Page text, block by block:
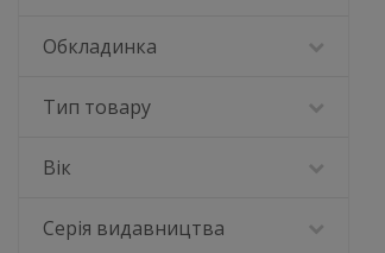
Обкладинка
Тип товару
Вік
Серія видавництва